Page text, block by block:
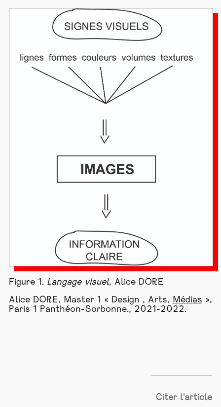
Figure 1. Langage visuel, Alice DORE
Alice DORE, Master 1 « Design , Arts, Médias »,
Paris 1 Panthéon-Sorbonne., 2021-2022.
Citer l'article